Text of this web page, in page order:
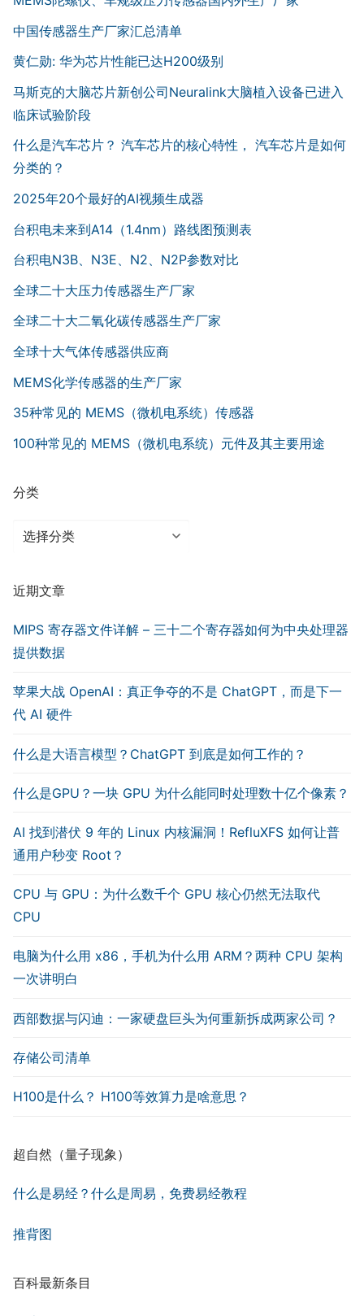
中国传感器生产厂家汇总清单
黄仁勋: 华为芯片性能已达H200级别
马斯克的大脑芯片新创公司Neuralink大脑植入设备已进入
临床试验阶段
什么是汽车芯片？ 汽车芯片的核心特性， 汽车芯片是如何
分类的？
2025年20个最好的AI视频生成器
台积电未来到A14（1.4nm）路线图预测表
台积电N3B、N3E、N2、N2P参数对比
全球二十大压力传感器生产厂家
全球二十大二氧化碳传感器生产厂家
全球十大气体传感器供应商
MEMS化学传感器的生产厂家
35种常见的 MEMS（微机电系统）传感器
100种常见的 MEMS（微机电系统）元件及其主要用途
分类
分
近期文章
MIPS 寄存器文件详解 – 三十二个寄存器如何为中央处理器
提供数据
苹果大战 OpenAI：真正争夺的不是 ChatGPT，而是下一
代 AI 硬件
什么是大语言模型？ChatGPT 到底是如何工作的？
什么是GPU？一块 GPU 为什么能同时处理数十亿个像素？
AI 找到潜伏 9 年的 Linux 内核漏洞！RefluXFS 如何让普
通用户秒变 Root？
CPU 与 GPU：为什么数千个 GPU 核心仍然无法取代
CPU
电脑为什么用 x86，手机为什么用 ARM？两种 CPU 架构
一次讲明白
西部数据与闪迪：一家硬盘巨头为何重新拆成两家公司？
存储公司清单
H100是什么？ H100等效算力是啥意思？
超自然（量子现象）
什么是易经？什么是周易，免费易经教程
推背图
百科最新条目